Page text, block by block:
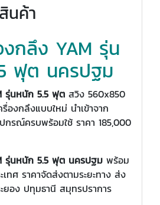
นค้า
งกลึง YAM รุ่น
ฟุต นครปฐม
รุ่นหนัก 5.5 ฟุต สวิง 560x850
องกลึงแบบใหม่ นำเข้าจาก
กรณ์ครบพร้อมใช้ ราคา 185,000
รุ่นหนัก 5.5 ฟุต นครปฐม พร้อม
ทศ ราคาจัดส่งตามระยะทาง ส่ง
อง ปทุมธานี สมุทรปราการ